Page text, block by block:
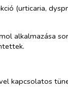
(urticaria,
alkalmazása
kapcsolatos